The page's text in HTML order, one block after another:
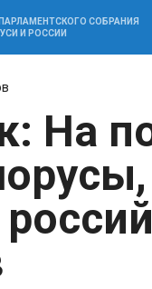
СОБРАНИЯ
И РОССИИ
На